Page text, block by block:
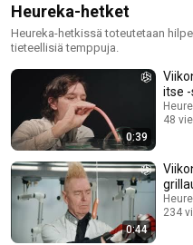
Heureka-hetket
Heureka-hetkissä toteutetaan
tieteellisiä temppuja.
0:39
itse
48
0:44
234